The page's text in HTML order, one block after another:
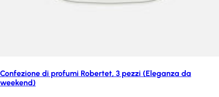
Confezione di profumi Robertet, 3 pezzi (Eleganza da
weekend)